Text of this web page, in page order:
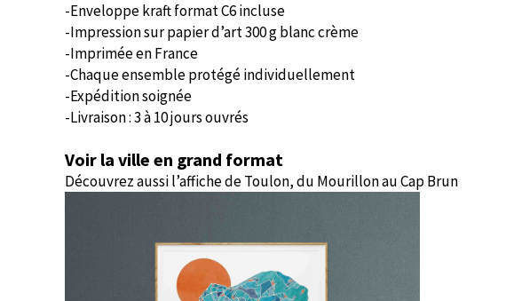
-Enveloppe kraft format C6 incluse
-Impression sur papier d’art 300 g blanc crème
-Imprimée en France
-Chaque ensemble protégé individuellement
-Expédition soignée
-Livraison : 3 à 10 jours ouvrés
Voir la ville en grand format
Découvrez aussi l’affiche de Toulon, du Mourillon au Cap Brun